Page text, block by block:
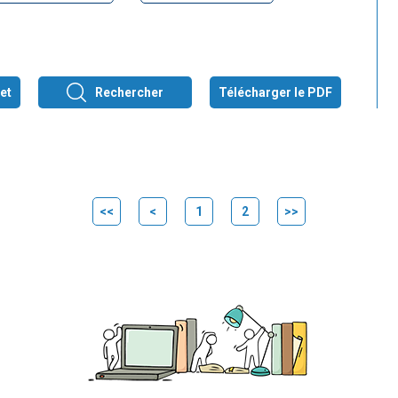
Rechercher Télécharger le PDF
<< < 1 2 >>